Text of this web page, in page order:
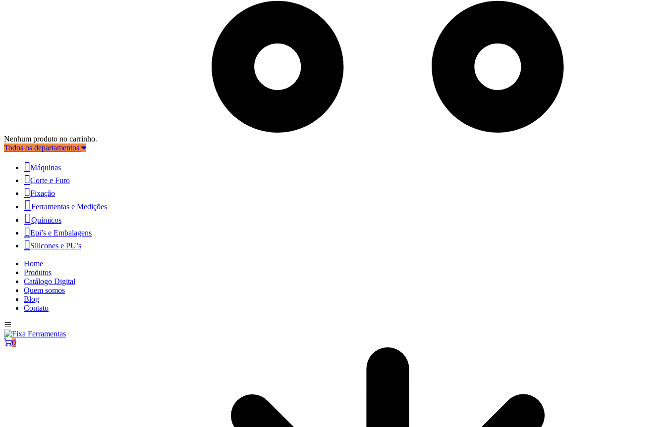
Nenhum produto no carrinho.
Todos os departamentos
Máquinas
Corte e Furo
Fixação
Ferramentas e Medições
Químicos
Epi’s e Embalagens
Silicones e PU’s
Home
Produtos
Catálogo Digital
Quem somos
Blog
Contato
0